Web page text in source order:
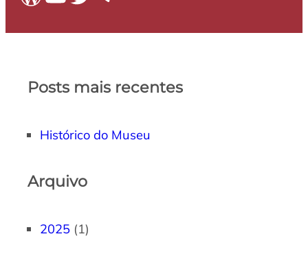
Posts mais recentes
Histórico do Museu
Arquivo
2025 (1)